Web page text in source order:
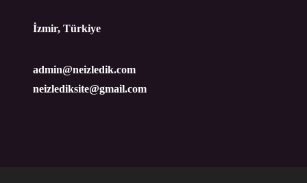
İzmir, Türkiye
admin@neizledik.com
neizlediksite@gmail.com